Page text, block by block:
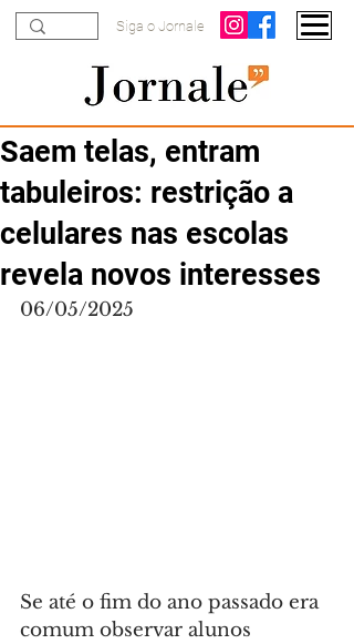
Siga o Jornale
Saem telas, entram
tabuleiros: restrição a
celulares nas escolas
revela novos interesses
06/05/2025
Se até o fim do ano passado era
comum observar alunos